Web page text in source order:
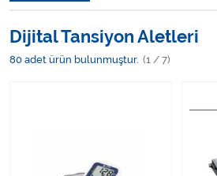
Hasta Bakım Ürünleri
Hasta Bakım Ürünleri
Dijital Tansiyon Aletleri
80 adet ürün bulunmuştur. (1 / 7)